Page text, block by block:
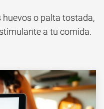
huevos o palta tostada,
a tu comida.